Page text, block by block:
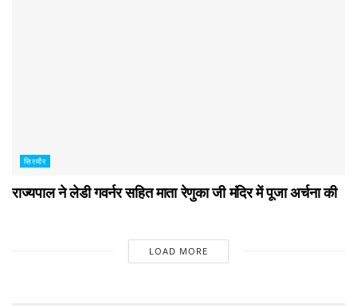
सिरमौर
राज्यपाल ने लेडी गवर्नर सहित माता रेणुका जी मंदिर में पूजा अर्चना की
LOAD MORE